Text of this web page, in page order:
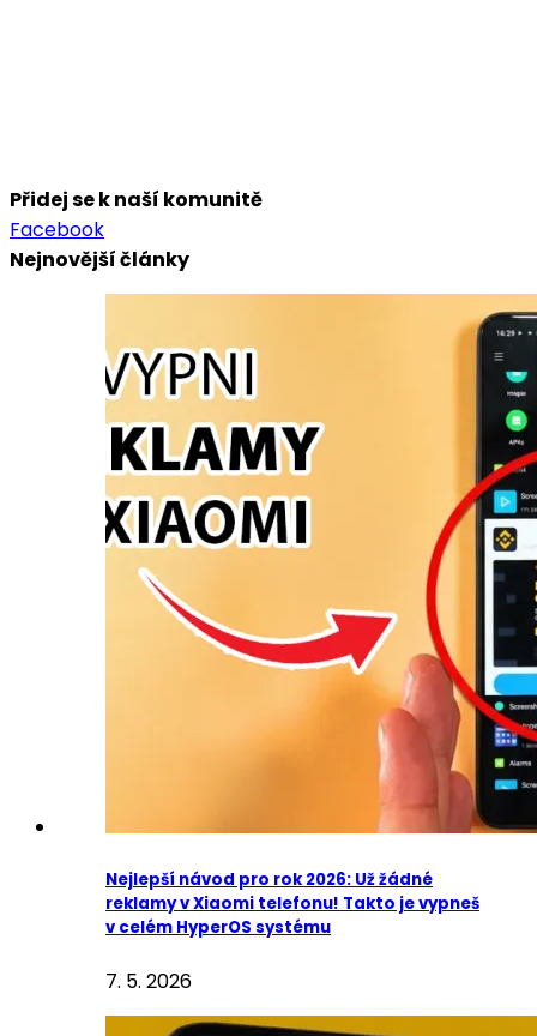
Přidej se k naší komunitě
Facebook
Nejnovější články
Nejlepší návod pro rok 2026: Už žádné
reklamy v Xiaomi telefonu! Takto je vypneš
v celém HyperOS systému
7. 5. 2026